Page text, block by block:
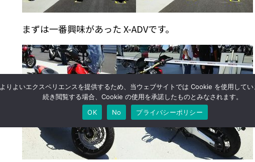
まずは一番興味があった X-ADVです。
よりよいエクスペリエンスを提供するため、当ウェブサイトでは Cookie を使用してい
続き閲覧する場合、Cookie の使用を承諾したものとみなされます。
OK
No プライバシーポリシー